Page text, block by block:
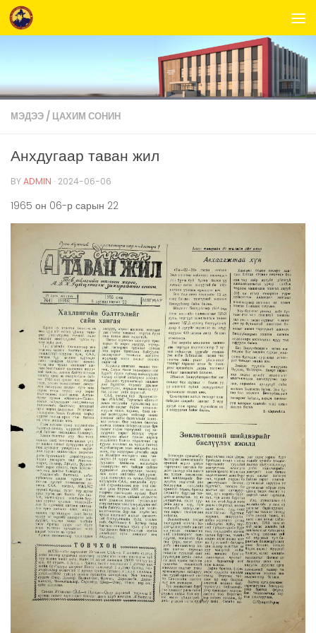
Skip to content
МЭДЭЭ / ЦАХИМ СОНИН
Анхдугаар таван жил
BYADMIN · 2024-06-06
1965 он 06-р сарын 22